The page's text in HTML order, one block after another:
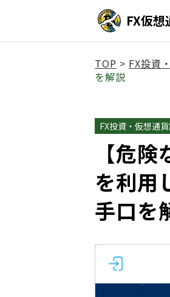
FX仮
TOP > FX投資
を解説
FX投資・仮想通
【危
を利用
手口を